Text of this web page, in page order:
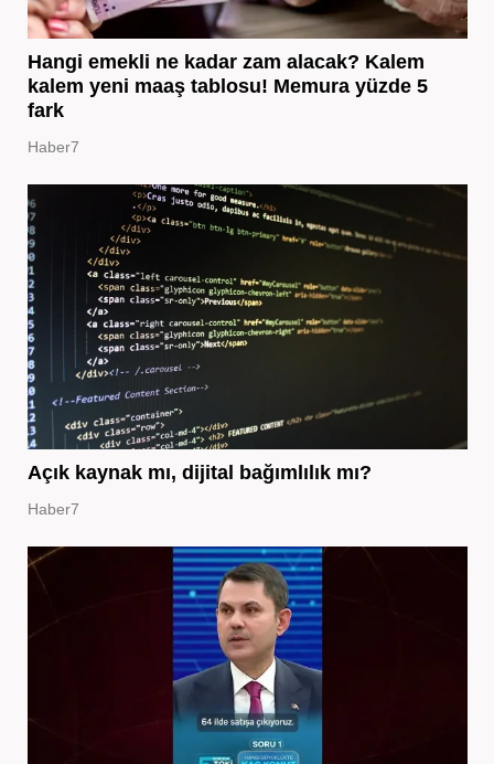
Hangi emekli ne kadar zam alacak? Kalem
kalem yeni maaş tablosu! Memura yüzde 5
fark
Haber7
Açık kaynak mı, dijital bağımlılık mı?
Haber7